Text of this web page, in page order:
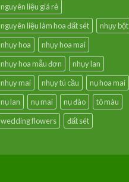
nguyên liệu giá rẻ
nguyên liệu làm hoa đất sét
nhụy bột
nhụy hoa
nhụy hoa mai
nhụy hoa mẫu đơn
nhụy lan
nhụy mai
nhụy tú cầu
nụ hoa mai
nụ lan
nụ mai nụ đào
tô màu
wedding flowers
đất sét